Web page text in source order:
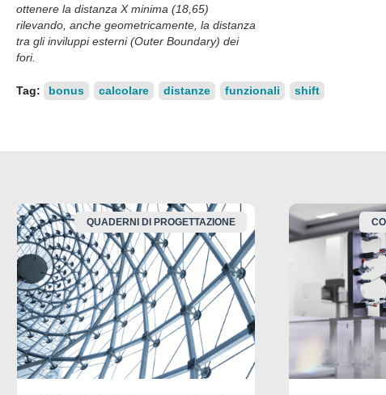
ottenere la distanza X minima (18,65)
rilevando, anche geometricamente, la distanza
tra gli inviluppi esterni (Outer Boundary) dei
fori.
Tag: bonus calcolare distanze funzionali shift
QUADERNI DI PROGETTAZIONE